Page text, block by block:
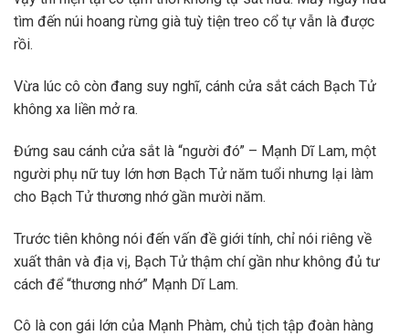
tìm đến núi hoang rừng già tuỳ tiện treo cổ tự vẫn là được
rồi.
Vừa lúc cô còn đang suy nghĩ, cánh cửa sắt cách Bạch Tử
không xa liền mở ra.
Đứng sau cánh cửa sắt là “người đó” – Mạnh Dĩ Lam, một
người phụ nữ tuy lớn hơn Bạch Tử năm tuổi nhưng lại làm
cho Bạch Tử thương nhớ gần mười năm.
Trước tiên không nói đến vấn đề giới tính, chỉ nói riêng về
xuất thân và địa vị, Bạch Tử thậm chí gần như không đủ tư
cách để “thương nhớ” Mạnh Dĩ Lam.
Cô là con gái lớn của Mạnh Phàm, chủ tịch tập đoàn hàng